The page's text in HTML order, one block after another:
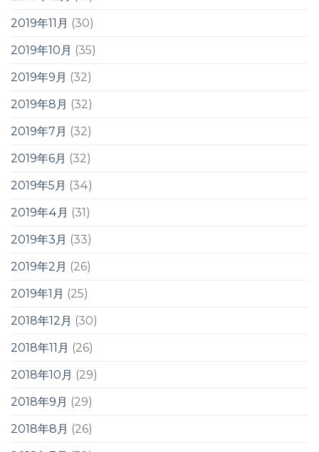
2019年11月 (30)
2019年10月 (35)
2019年9月 (32)
2019年8月 (32)
2019年7月 (32)
2019年6月 (32)
2019年5月 (34)
2019年4月 (31)
2019年3月 (33)
2019年2月 (26)
2019年1月 (25)
2018年12月 (30)
2018年11月 (26)
2018年10月 (29)
2018年9月 (29)
2018年8月 (26)